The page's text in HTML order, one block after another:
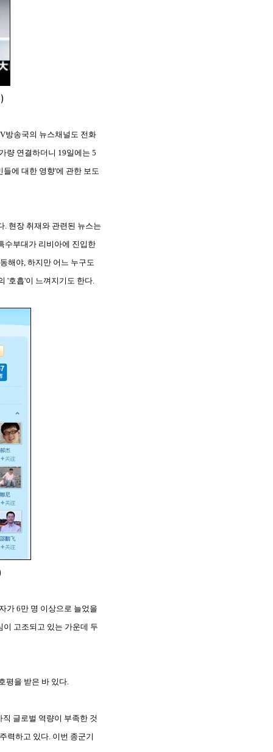
방송국의 뉴스채널도 전화
량 연결하더니 19일에는 5
에 대한 영향'에 관한 보도
. 현장 취재와 관련된 뉴스는
수부대가 리비아에 진입한
해야, 하지만 어느 누구도
'호흡'이 느껴지기도 한다.
가 6만 명 이상으로 늘었을
고조되고 있는 가운데 두
평을 받은 바 있다.
글로벌 역량이 부족한 것
력하고 있다. 이번 종군기